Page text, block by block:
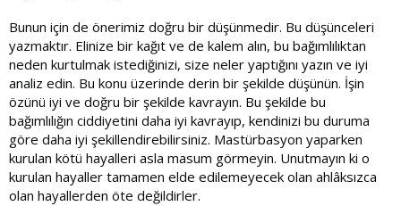
Bunun için de önerimiz doğru bir düşünmedir. Bu düşünceleri
yazmaktır. Elinize bir kağıt ve de kalem alın, bu bağımlılıktan
neden kurtulmak istediğinizi, size neler yaptığını yazın ve iyi
analiz edin. Bu konu üzerinde derin bir şekilde düşünün. İşin
özünü iyi ve doğru bir şekilde kavrayın. Bu şekilde bu
bağımlılığın ciddiyetini daha iyi kavrayıp, kendinizi bu duruma
göre daha iyi şekillendirebilirsiniz. Mastürbasyon yaparken
kurulan kötü hayalleri asla masum görmeyin. Unutmayın ki o
kurulan hayaller tamamen elde edilemeyecek olan ahlâksızca
olan hayallerden öte değildirler.